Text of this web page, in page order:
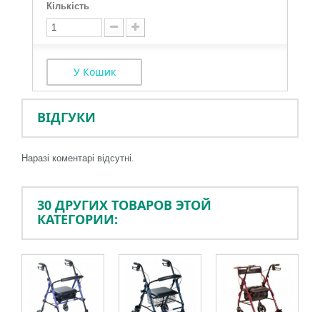
Кількість
У Кошик
ВІДГУКИ
Наразі коментарі відсутні.
30 ДРУГИХ ТОВАРОВ ЭТОЙ
КАТЕГОРИИ: